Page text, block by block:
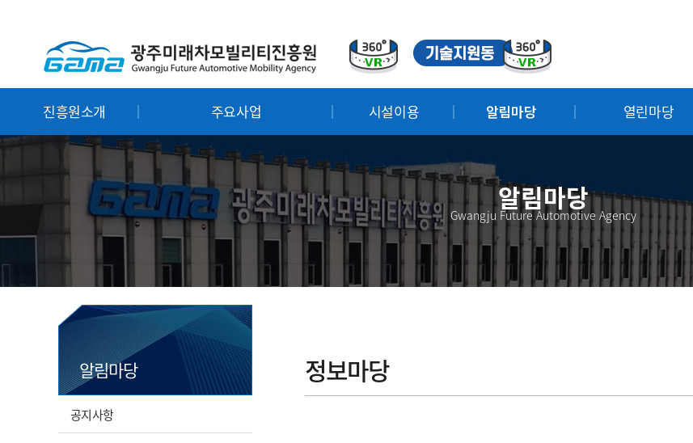
진흥원소개 주요사업 시설이용 알림마당 열린마당
알림마당
Gwangju Future Automotive Agency
알림마당
공지사항
정보마당